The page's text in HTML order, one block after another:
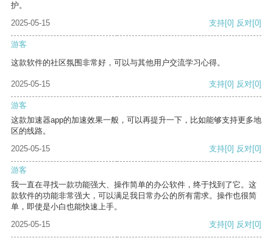
护。
2025-05-15
支持[0] 反对[0]
游客
这款软件的社区氛围非常好，可以与其他用户交流学习心得。
2025-05-15 支持[0] 反对[0]
游客
这款加速器app的加速效果一般，可以再提升一下，比如能够支持更多地
区的线路。
2025-05-15
支持[0] 反对[0]
游客
我一直在寻找一款功能强大、操作简单的办公软件，终于找到了它。这
款软件的功能非常强大，可以满足我日常办公的所有需求。操作也很简
单，即使是小白也能快速上手。
2025-05-15
支持[0] 反对[0]